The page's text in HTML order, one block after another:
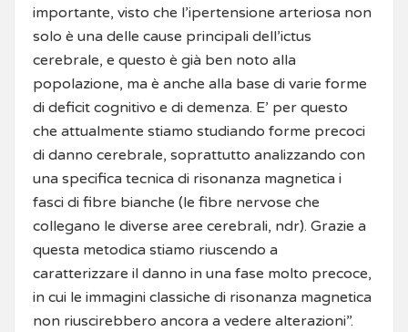
importante, visto che l’ipertensione arteriosa non
solo è una delle cause principali dell’ictus
cerebrale, e questo è già ben noto alla
popolazione, ma è anche alla base di varie forme
di deficit cognitivo e di demenza. E’ per questo
che attualmente stiamo studiando forme precoci
di danno cerebrale, soprattutto analizzando con
una specifica tecnica di risonanza magnetica i
fasci di fibre bianche (le fibre nervose che
collegano le diverse aree cerebrali, ndr). Grazie a
questa metodica stiamo riuscendo a
caratterizzare il danno in una fase molto precoce,
in cui le immagini classiche di risonanza magnetica
non riuscirebbero ancora a vedere alterazioni”.